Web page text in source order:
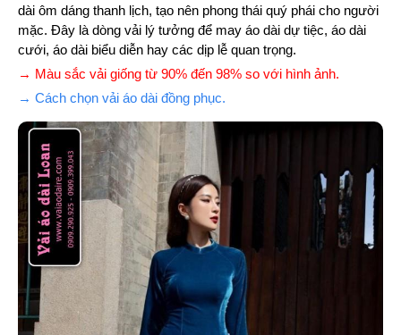
dài ôm dáng thanh lịch, tạo nên phong thái quý phái cho người
mặc. Đây là dòng vải lý tưởng để may áo dài dự tiệc, áo dài
cưới, áo dài biểu diễn hay các dịp lễ quan trọng.
→ Màu sắc vải giống từ 90% đến 98% so với hình ảnh.
→ Cách chọn vải áo dài đồng phục.